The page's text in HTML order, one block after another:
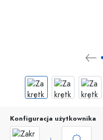
Konfiguracja użytkownika